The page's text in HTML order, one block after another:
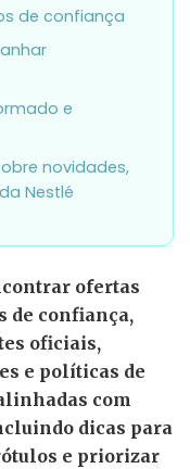
de confiança
e
novidades,
Nestlé
ofertas
de confiança,
oficiais,
e políticas de
com
dicas para
e priorizar